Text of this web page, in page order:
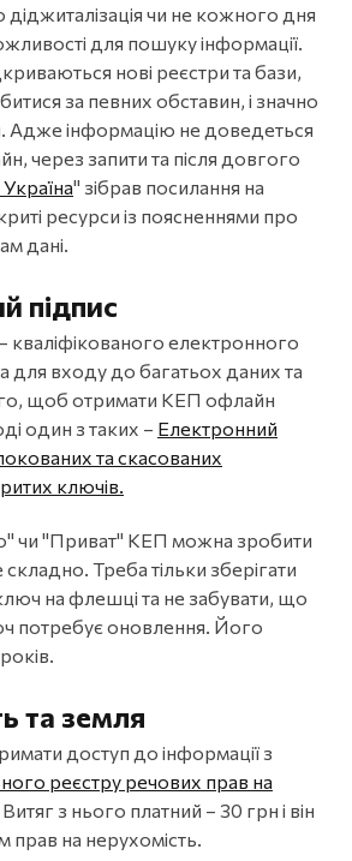
діджиталізація чи не кожного дня
для пошуку інформації.
нові реєстри та бази,
за певних обставин, і значно
Адже інформацію не доведеться
через запити та після довгого
" зібрав посилання на
ресурси із поясненнями про
дані.
підпис
кваліфікованого електронного
для входу до багатьох даних та
щоб отримати КЕП офлайн
один з таких – Електронний
та скасованих
ключів.
чи "Приват" КЕП можна зробити
складно. Треба тільки зберігати
на флешці та не забувати, що
потребує оновлення. Його
та земля
доступ до інформації з
реєстру речових прав на
. Витяг з нього платний – 30 грн і він
на нерухомість.